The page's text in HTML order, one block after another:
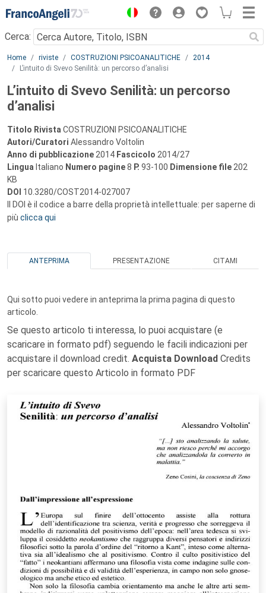
Menu
Cerca:
Main content
Home riviste COSTRUZIONI PSICOANALITICHE
2014
L’intuito di Svevo Senilità: un percorso d’analisi
L’intuito di Svevo Senilità: un percorso
d’analisi
Titolo Rivista COSTRUZIONI PSICOANALITICHE
Autori/Curatori Alessandro Voltolin
Anno di pubblicazione 2014 Fascicolo 2014/27
Lingua Italiano Numero pagine8 P. 93-100 Dimensione file 202
KB
DOI 10.3280/COST2014-027007
Il DOI è il codice a barre della proprietà intellettuale: per saperne di
più clicca qui
ANTEPRIMA PRESENTAZIONE CITAMI
Qui sotto puoi vedere in anteprima la prima pagina di questo
articolo.
Se questo articolo ti interessa, lo puoi acquistare (e
scaricare in formato pdf) seguendo le facili indicazioni per
acquistare il download credit. Acquista Download Credits
per scaricare questo Articolo in formato PDF